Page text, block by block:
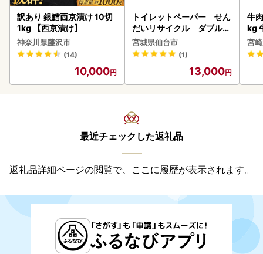
訳あり 銀鱈西京漬け 10切
1kg 【西京漬け】
神奈川県藤沢市
(14)
10,000
トイレットペーパー せん
だいリサイクル ダブル9
6ロール｜トイレット
宮城県仙台市
(1)
13,000
牛肉 宮崎牛 赤身＆霜
kg
kg-
宮
最近チェックした返礼品
返礼品詳細ページの閲覧で、ここに履歴が表示されます。